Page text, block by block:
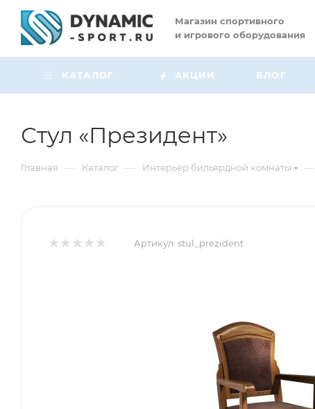
Магазин спортивного
и игрового оборудования
КАТАЛОГ АКЦИИ БЛОГ
Стул «Президент»
Главная — Каталог — Интерьер бильярдной комнаты —
Артикул: stul_prezident